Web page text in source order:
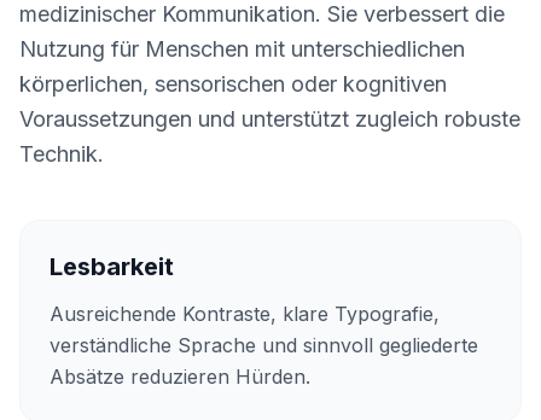
medizinischer Kommunikation. Sie verbessert die
Nutzung für Menschen mit unterschiedlichen
körperlichen, sensorischen oder kognitiven
Voraussetzungen und unterstützt zugleich robuste
Technik.
Lesbarkeit
Ausreichende Kontraste, klare Typografie,
verständliche Sprache und sinnvoll gegliederte
Absätze reduzieren Hürden.